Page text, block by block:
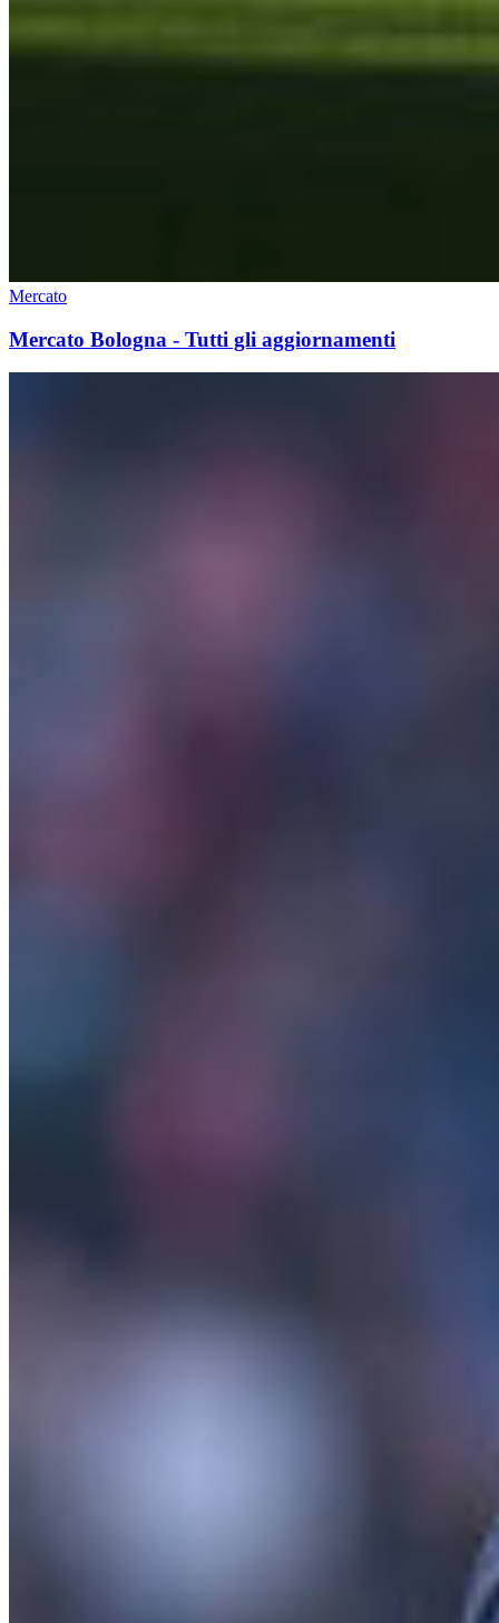
Mercato
Mercato Bologna - Tutti gli aggiornamenti